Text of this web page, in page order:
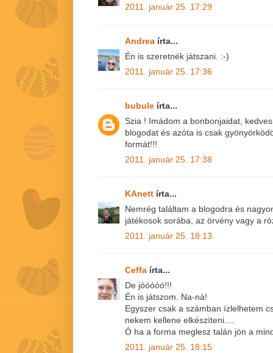
2011. január 25. 17:29
Andrea írta...
Én is szeretnék játszani. :-)
2011. január 25. 17:36
bubule írta...
Szia ! Imádom a bonbonjaidat,
blogodat és azóta is csak
formát!!!
2011. január 25. 17:38
KAnett írta...
Nemrég találtam a blogodra és
játékosok sorába, az örvény vagy a
2011. január 25. 18:13
Ceffa írta...
De jóóóóó!!!
Én is játszom. Na-ná!
Egyszer csak a számban ízlelhetem
nekem kellene elkészíteni....
Ó ha a forma meglesz talán jön a
2011. január 25. 18:15